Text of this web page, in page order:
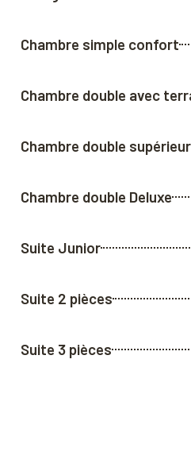
Chambre simple confort
Chambre double avec
Chambre double
Chambre double Deluxe
Suite Junior
Suite 2 pièces
Suite 3 pièces